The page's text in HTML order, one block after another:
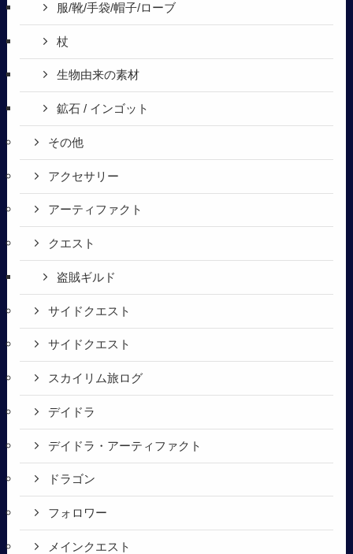
服/靴/手袋/帽子/ローブ
杖
生物由来の素材
鉱石 / インゴット
その他
アクセサリー
アーティファクト
クエスト
盗賊ギルド
サイドクエスト
サイドクエスト
スカイリム旅ログ
デイドラ
デイドラ・アーティファクト
ドラゴン
フォロワー
メインクエスト